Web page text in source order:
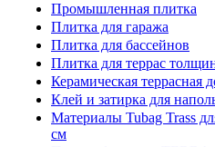
Промышленная плитка
Плитка для гаража
Плитка для бассейнов
Плитка для террас
Керамическая террасная
Клей и затирка для
Материалы Tubag Trass
см